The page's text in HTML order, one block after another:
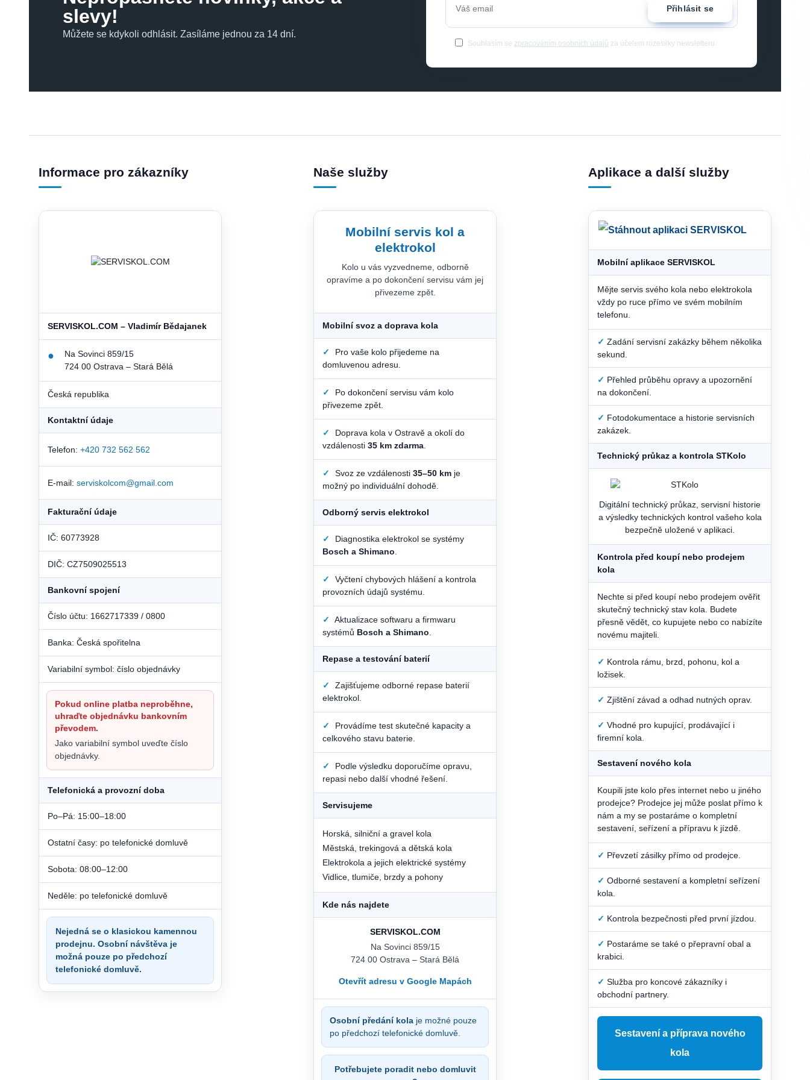
slevy!
Můžete se kdykoli odhlásit. Zasíláme jednou za 14 dní.
Přihlásit se
Souhlasím se zpracováním osobních údajů za účelem rozesílky newsletteru.
Informace pro zákazníky
SERVISKOL.COM – Vladimír Bědajanek
●
Na Sovinci 859/15
724 00 Ostrava – Stará Bělá
Česká republika
Kontaktní údaje
Telefon: +420 732 562 562
E-mail: serviskolcom@gmail.com
Fakturační údaje
IČ: 60773928
DIČ: CZ7509025513
Bankovní spojení
Číslo účtu: 1662717339 / 0800
Banka: Česká spořitelna
Variabilní symbol: číslo objednávky
Pokud online platba neproběhne,
uhraďte objednávku bankovním
převodem.
Jako variabilní symbol uveďte číslo
objednávky.
Telefonická a provozní doba
Po–Pá: 15:00–18:00
Ostatní časy: po telefonické domluvě
Sobota: 08:00–12:00
Neděle: po telefonické domluvě
Nejedná se o klasickou kamennou
prodejnu. Osobní návštěva je
možná pouze po předchozí
telefonické domluvě.
Naše služby
Mobilní servis kol a
elektrokol
Kolo u vás vyzvedneme, odborně
opravíme a po dokončení servisu vám jej
přivezeme zpět.
Mobilní svoz a doprava kola
✓
Pro vaše kolo přijedeme na
domluvenou adresu.
✓
Po dokončení servisu vám kolo
přivezeme zpět.
✓
Doprava kola v Ostravě a okolí do
vzdálenosti 35 km zdarma
✓ Svoz ze vzdálenosti 35–50 km je
možný po individuální dohodě.
Odborný servis elektrokol
✓
Diagnostika elektrokol se systémy
Bosch a Shimano
✓
Vyčtení chybových hlášení a kontrola
provozních údajů systému.
✓
Aktualizace softwaru a firmwaru
systémů Bosch a Shimano
Repase a testování baterií
✓
Zajišťujeme odborné repase baterií
elektrokol.
✓
Provádíme test skutečné kapacity a
celkového stavu baterie.
✓
Podle výsledku doporučíme opravu,
repasi nebo další vhodné řešení.
Servisujeme
Horská, silniční a gravel kola
Městská, trekingová a dětská kola
Elektrokola a jejich elektrické systémy
Vidlice, tlumiče, brzdy a pohony
Kde nás najdete
SERVISKOL.COM
Na Sovinci 859/15
724 00 Ostrava – Stará Bělá
Otevřít adresu v Google Mapách
Osobní předání kola je možné pouze
po předchozí telefonické domluvě.
Potřebujete poradit nebo domluvit
Aplikace a další služby
Mobilní aplikace SERVISKOL
Mějte servis svého kola nebo elektrokola
vždy po ruce přímo ve svém mobilním
telefonu.
✓ Zadání servisní zakázky během několika
sekund.
✓ Přehled průběhu opravy a upozornění
na dokončení.
✓ Fotodokumentace a historie servisních
zakázek.
Technický průkaz a kontrola STKolo
Digitální technický průkaz, servisní historie
a výsledky technických kontrol vašeho kola
bezpečně uložené v aplikaci.
Kontrola před koupí nebo prodejem
kola
Nechte si před koupí nebo prodejem ověřit
skutečný technický stav kola. Budete
přesně vědět, co kupujete nebo co nabízíte
novému majiteli.
✓ Kontrola rámu, brzd, pohonu, kol a
ložisek.
✓ Zjištění závad a odhad nutných oprav.
✓ Vhodné pro kupující, prodávající i
firemní kola.
Sestavení nového kola
Koupili jste kolo přes internet nebo u jiného
prodejce? Prodejce jej může poslat přímo k
nám a my se postaráme o kompletní
sestavení, seřízení a přípravu k jízdě.
✓ Převzetí zásilky přímo od prodejce.
✓ Odborné sestavení a kompletní seřízení
kola.
✓ Kontrola bezpečnosti před první jízdou.
✓ Postaráme se také o přepravní obal a
krabici.
✓ Služba pro koncové zákazníky i
obchodní partnery.
Sestavení a příprava nového
kola